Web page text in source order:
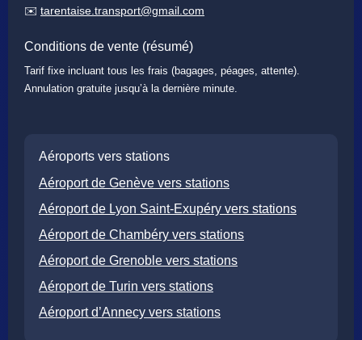
✉️ tarentaise.transport@gmail.com
Conditions de vente (résumé)
Tarif fixe incluant tous les frais (bagages, péages, attente).
Annulation gratuite jusqu’à la dernière minute.
Aéroports vers stations
Aéroport de Genève vers stations
Aéroport de Lyon Saint-Exupéry vers stations
Aéroport de Chambéry vers stations
Aéroport de Grenoble vers stations
Aéroport de Turin vers stations
Aéroport d’Annecy vers stations